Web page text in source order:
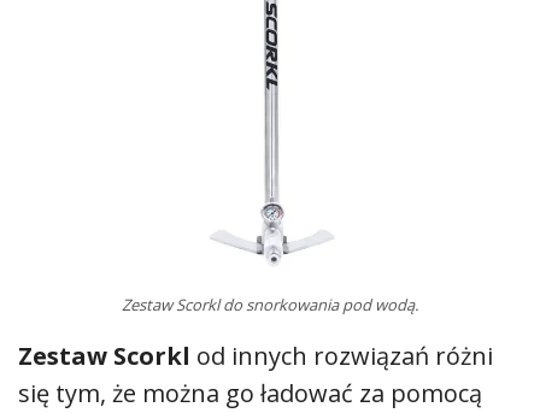
Zestaw Scorkl do snorkowania pod wodą.
Zestaw Scorkl od innych rozwiązań różni
się tym, że można go ładować za pomocą